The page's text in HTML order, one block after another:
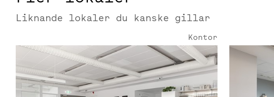
Liknande lokaler du kanske gillar
Smedjegatan 6 | 135 Kvm
Kontor